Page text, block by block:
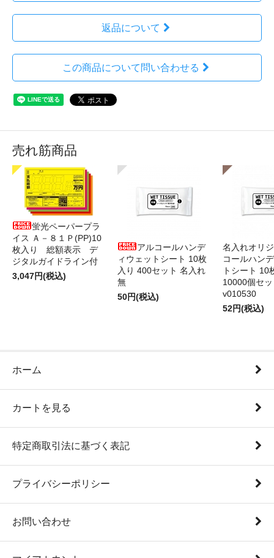
返品について
この商品について問い合わせる
売れ筋商品
蛍光ペーパープラ
イス Ａ－８１Ｐ(PP)10
枚入り 総額表示 デ
ジタルガイドライン付
3,047円(税込)
アルコールハンデ
ィウェットシート 10枚
入り 400セット 名入れ
無
50円(税込)
名入れオリ
コールハン
トシート 10
10000個セ
v010530
52円(税込)
ホーム
カートを見る
特定商取引法に基づく表記
プライバシーポリシー
お問い合わせ